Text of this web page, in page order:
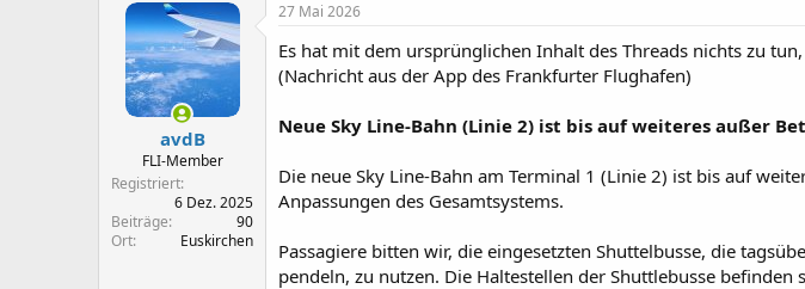
avdB
FLI-Member
Registriert
6 Dez. 2025
Beiträge
90
Ort
Euskirchen
27 Mai 2026
Es hat mit dem ursprünglichen Inhalt des Threads nichts zu
(Nachricht aus der App des Frankfurter Flughafen)
Neue Sky Line-Bahn (Linie 2) ist bis auf weiteres außer
Die neue Sky Line-Bahn am Terminal 1 (Linie 2) ist bis auf
Anpassungen des Gesamtsystems.
Passagiere bitten wir, die eingesetzten Shuttelbusse, die
pendeln, zu nutzen. Die Haltestellen der Shuttlebusse